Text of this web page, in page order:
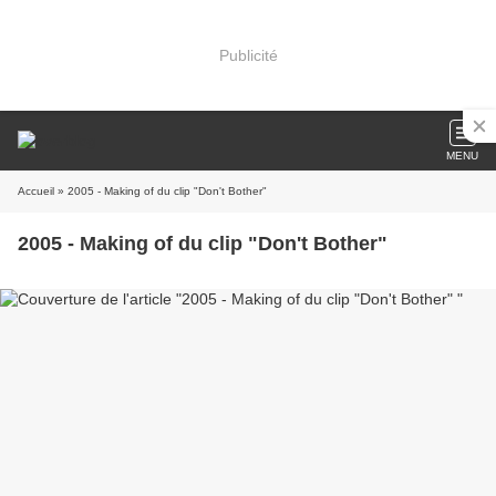
Publicité
MENU
Accueil » 2005 - Making of du clip "Don't Bother"
2005 - Making of du clip "Don't Bother"